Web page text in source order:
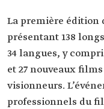
La première édition
présentant 138
34 langues, y
et 27 nouveaux
visionneurs.
professionnels du